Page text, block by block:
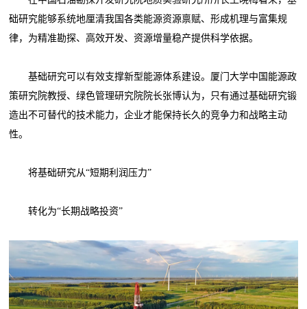
础研究能够系统地厘清我国各类能源资源禀赋、形成机理与富集规
律，为精准勘探、高效开发、资源增量稳产提供科学依据。
基础研究可以有效支撑新型能源体系建设。厦门大学中国能源政
策研究院教授、绿色管理研究院院长张博认为，只有通过基础研究锻
造出不可替代的技术能力，企业才能保持长久的竞争力和战略主动
性。
将基础研究从“短期利润压力”
转化为“长期战略投资”